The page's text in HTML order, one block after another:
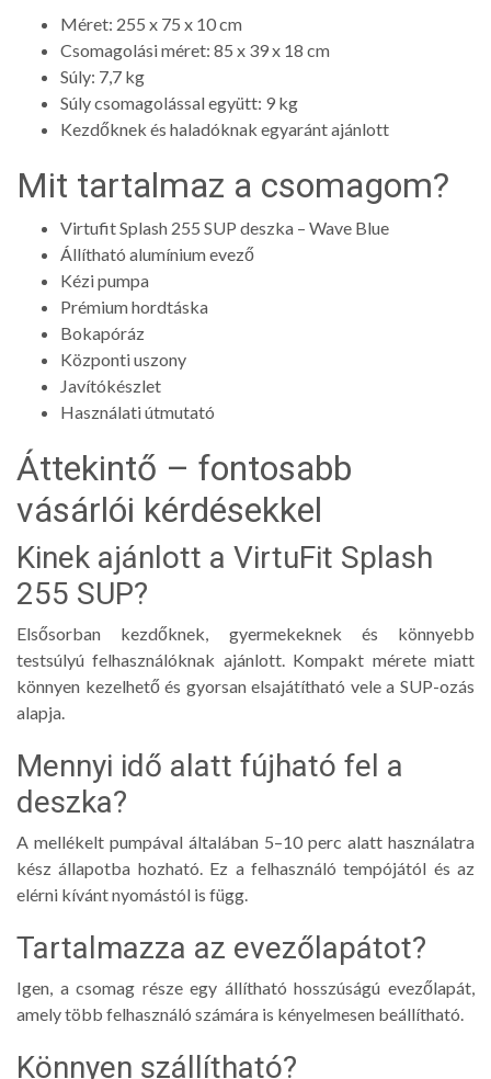
Méret: 255 x 75 x 10 cm
Csomagolási méret: 85 x 39 x 18 cm
Súly: 7,7 kg
Súly csomagolással együtt: 9 kg
Kezdőknek és haladóknak egyaránt ajánlott
Mit tartalmaz a csomagom?
Virtufit Splash 255 SUP deszka – Wave Blue
Állítható alumínium evező
Kézi pumpa
Prémium hordtáska
Bokapóráz
Központi uszony
Javítókészlet
Használati útmutató
Áttekintő – fontosabb
vásárlói kérdésekkel
Kinek ajánlott a VirtuFit Splash
255 SUP?
Elsősorban kezdőknek, gyermekeknek és könnyebb
testsúlyú felhasználóknak ajánlott. Kompakt mérete miatt
könnyen kezelhető és gyorsan elsajátítható vele a SUP-ozás
alapja.
Mennyi idő alatt fújható fel a
deszka?
A mellékelt pumpával általában 5–10 perc alatt használatra
kész állapotba hozható. Ez a felhasználó tempójától és az
elérni kívánt nyomástól is függ.
Tartalmazza az evezőlapátot?
Igen, a csomag része egy állítható hosszúságú evezőlapát,
amely több felhasználó számára is kényelmesen beállítható.
Könnyen szállítható?